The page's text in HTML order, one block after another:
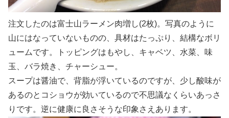
注文したのは富士山ラーメン肉増し(2枚)。写真のように
山にはなっていないものの、具材はたっぷり、結構なボリ
ュームです。トッピングはもやし、キャベツ、水菜、味
玉、バラ焼き、チャーシュー。
スープは醤油で、背脂が浮いているのですが、少し酸味が
あるのとコショウが効いているので不思議なくらいあっさ
りです。逆に健康に良さそうな印象さえあります。